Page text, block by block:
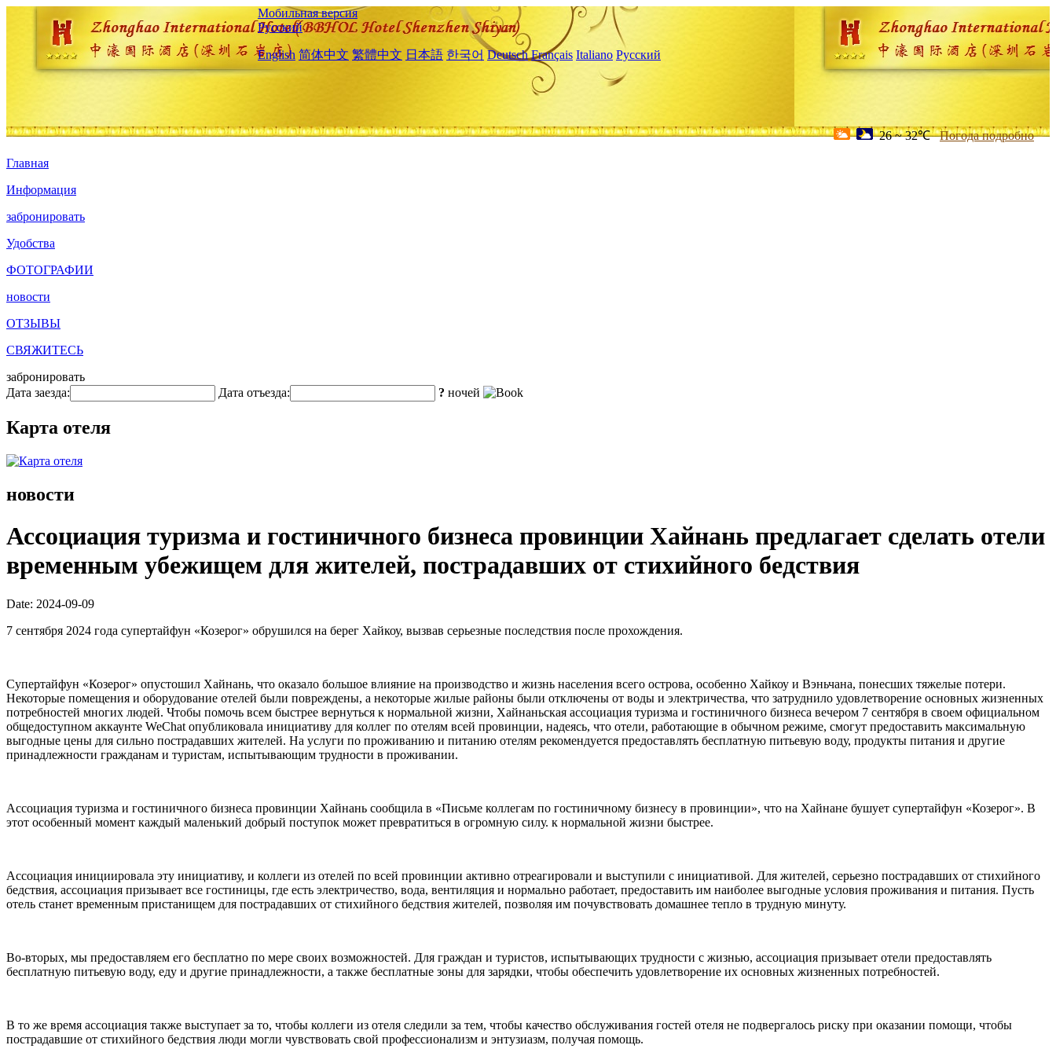
Мобильная версия
Русский
English 简体中文 繁體中文 日本語 한국어 Deutsch Français Italiano Русский
26 ~ 32℃ Погода подробно
Главная
Информация
забронировать
Удобства
ФОТОГРАФИИ
новости
ОТЗЫВЫ
СВЯЖИТЕСЬ
забронировать
Дата заезда:
Дата отъезда: ? ночей
Карта отеля
новости
Ассоциация туризма и гостиничного бизнеса провинции Хайнань предлагает сделать отели
временным убежищем для жителей, пострадавших от стихийного бедствия
Date: 2024-09-09
7 сентября 2024 года супертайфун «Козерог» обрушился на берег Хайкоу, вызвав серьезные последствия после прохождения.
Супертайфун «Козерог» опустошил Хайнань, что оказало большое влияние на производство и жизнь населения всего острова, особенно Хайкоу и Вэньчана, понесших тяжелые потери.
Некоторые помещения и оборудование отелей были повреждены, а некоторые жилые районы были отключены от воды и электричества, что затруднило удовлетворение основных жизненных
потребностей многих людей. Чтобы помочь всем быстрее вернуться к нормальной жизни, Хайнаньская ассоциация туризма и гостиничного бизнеса вечером 7 сентября в своем официальном
общедоступном аккаунте WeChat опубликовала инициативу для коллег по отелям всей провинции, надеясь, что отели, работающие в обычном режиме, смогут предоставить максимальную
выгодные цены для сильно пострадавших жителей. На услуги по проживанию и питанию отелям рекомендуется предоставлять бесплатную питьевую воду, продукты питания и другие
принадлежности гражданам и туристам, испытывающим трудности в проживании.
Ассоциация туризма и гостиничного бизнеса провинции Хайнань сообщила в «Письме коллегам по гостиничному бизнесу в провинции», что на Хайнане бушует супертайфун «Козерог». В
этот особенный момент каждый маленький добрый поступок может превратиться в огромную силу. к нормальной жизни быстрее.
Ассоциация инициировала эту инициативу, и коллеги из отелей по всей провинции активно отреагировали и выступили с инициативой. Для жителей, серьезно пострадавших от стихийного
бедствия, ассоциация призывает все гостиницы, где есть электричество, вода, вентиляция и нормально работает, предоставить им наиболее выгодные условия проживания и питания. Пусть
отель станет временным пристанищем для пострадавших от стихийного бедствия жителей, позволяя им почувствовать домашнее тепло в трудную минуту.
Во-вторых, мы предоставляем его бесплатно по мере своих возможностей. Для граждан и туристов, испытывающих трудности с жизнью, ассоциация призывает отели предоставлять
бесплатную питьевую воду, еду и другие принадлежности, а также бесплатные зоны для зарядки, чтобы обеспечить удовлетворение их основных жизненных потребностей.
В то же время ассоциация также выступает за то, чтобы коллеги из отеля следили за тем, чтобы качество обслуживания гостей отеля не подвергалось риску при оказании помощи, чтобы
пострадавшие от стихийного бедствия люди могли чувствовать свой профессионализм и энтузиазм, получая помощь.